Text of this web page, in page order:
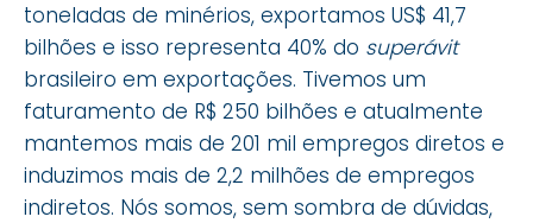
toneladas de minérios, exportamos US$ 41,7
bilhões e isso representa 40% do superávit
brasileiro em exportações. Tivemos um
faturamento de R$ 250 bilhões e atualmente
mantemos mais de 201 mil empregos diretos e
induzimos mais de 2,2 milhões de empregos
indiretos. Nós somos, sem sombra de dúvidas,